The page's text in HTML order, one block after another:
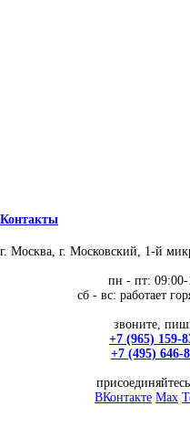
Контакты
г. Москва, г. Московский, 1-й
пн - пт: 09:00-
сб - вс: работает
звоните,
+7 (965) 159-
+7 (495) 646-
ВКонтакте Max